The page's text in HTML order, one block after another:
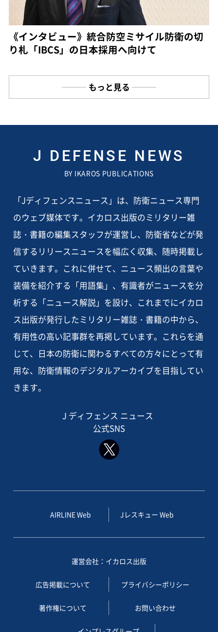
《インタビュー》統合防空ミサイル防衛の切
り札「IBCS」の日本採用へ向けて
もっと見る
J DEFENSE NEWS
BY IKAROS PUBLICATIONS
「Jディフェンスニュース」は、防衛ニュース専門
のウェブ媒体です。イカロス出版のミリタリー雑
誌・書籍の編集スタッフが運営し、防衛省などが発
信するリリースニュースを幅広く収集、随時掲載し
ていきます。これに併せて、ニュース頻出の言葉や
装備を紹介する「用語集」、有識者がニュースを分
析する「ニュース解説」を設け、これまでにイカロ
ス出版が発行したミリタリー雑誌・書籍の中から、
有用性の高い記事群を再掲しています。これらを通
じて、日本の防衛に関わるすべての方々にとって有
用な、防衛情報のデジタルアーカイブを目指してい
きます。
J ディフェンス ニュース
公式SNS
AIRLINE Web Jレスキュー Web
運営会社：イカロス出版
広告掲載について プライバシーポリシー
著作権について お問い合わせ